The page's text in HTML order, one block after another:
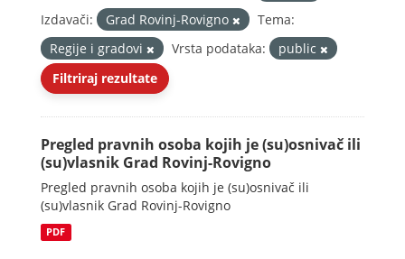
Izdavači:
Grad Rovinj-Rovigno
Tema:
Regije i gradovi
Vrsta podataka:
public
Filtriraj rezultate
Pregled pravnih osoba kojih je (su)osnivač ili
(su)vlasnik Grad Rovinj-Rovigno
Pregled pravnih osoba kojih je (su)osnivač ili
(su)vlasnik Grad Rovinj-Rovigno
PDF